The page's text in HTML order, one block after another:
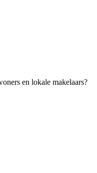
en lokale makelaars?